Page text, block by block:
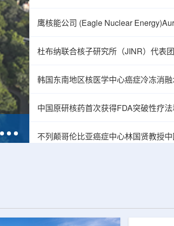
中核辐智正式设立 中国同辐